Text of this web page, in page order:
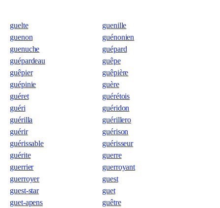
guelte
guenille
guenon
guénonien
guenuche
guépard
guépardeau
guêpe
guêpier
guêpière
guépinie
guère
guéret
guérétois
guéri
guéridon
guérilla
guérillero
guérir
guérison
guérissable
guérisseur
guérite
guerre
guerrier
guerroyant
guerroyer
guest
guest-star
guet
guet-apens
guêtre